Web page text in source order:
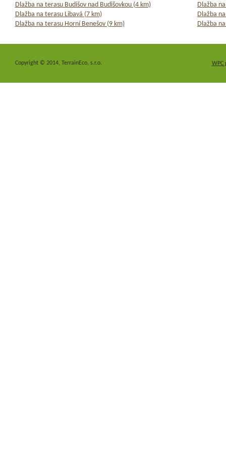
Dlažba na terasu Budišov nad Budišovkou (4 km)
Dlažba
Dlažba na terasu Libavá (7 km)
Dlažba
Dlažba na terasu Horní Benešov (9 km)
Dlažba
WPC
Copyright © 2014, TerrainEco, s.r.o.